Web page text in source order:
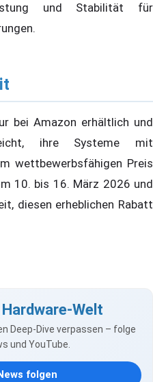
und Stabilität für
bei Amazon erhältlich und
ihre Systeme mit
wettbewerbsfähigen Preis
10. bis 16. März 2026 und
diesen erheblichen Rabatt
Welt
Deep-Dive verpassen – folge
und YouTube.
folgen